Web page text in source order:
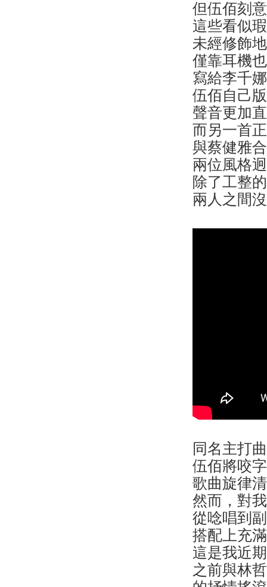
但伍佰刻
這些看似
未經修飾
僅靠耳機
寫給李千
伍佰自己
聲音更加
而另一首
與蔡健雅
兩位風格
除了工整
兩人之間
同名主打
伍佰將咬
歌曲旋律
然而，對
從唸唱到
搭配上充
這是我近
之前與林